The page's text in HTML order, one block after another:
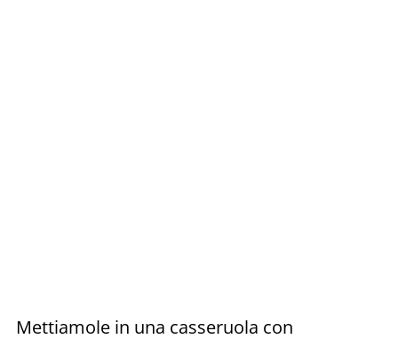
Mettiamole in una casseruola con